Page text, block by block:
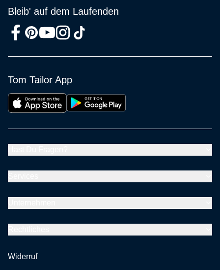
Bleib' auf dem Laufenden
Tom Tailor App
Widerruf